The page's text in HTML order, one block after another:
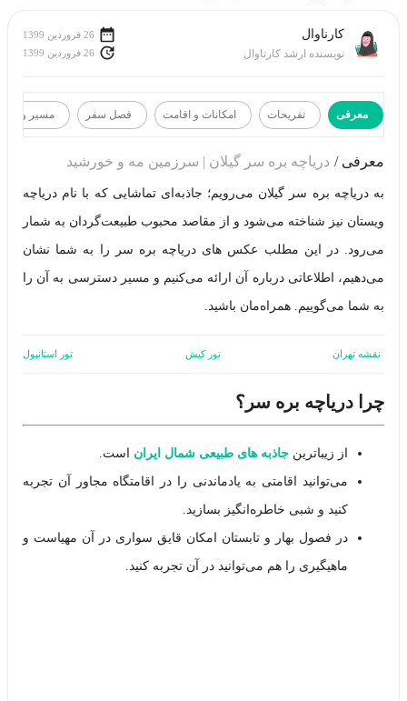
کارناوال
نویسنده ارشد کارناوال
26 فروردین 1399
26 فروردین 1399
معرفی تفریحات امکانات و اقامت فصل سفر مسیر و
تفریحات
امکانات
اقامت
سفر
و
معرفی / دریاچه بره سر گیلان | سرزمین مه و خورشید
به دریاچه بره سر گیلان می‌رویم؛ جاذبه‌ای تماشایی که با نام دریاچه
ویستان نیز شناخته می‌شود و از مقاصد محبوب طبیعت‌گردان به شمار
می‌رود. در این مطلب عکس های دریاچه بره سر را به شما نشان
می‌دهیم، اطلاعاتی درباره آن ارائه می‌کنیم و مسیر دسترسی به آن را
به شما می‌گوییم. همراه‌مان باشید.
نقشه تهران تور کیش تور استانبول
چرا دریاچه بره سر؟
از زیباترین جاذبه های طبیعی شمال ایران است.
می‌توانید اقامتی به یادماندنی را در اقامتگاه مجاور آن تجربه
کنید و شبی خاطره‌انگیز بسازید.
در فصول بهار و تابستان امکان قایق سواری در آن مهیاست و
ماهیگیری را هم می‌توانید در آن تجربه کنید.